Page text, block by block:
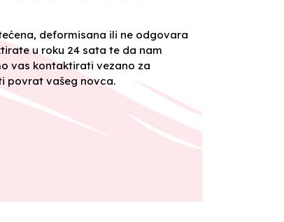
deformisana ili ne odgovara
u roku 24 sata te da nam
vas kontaktirati vezano za
povrat vašeg novca.